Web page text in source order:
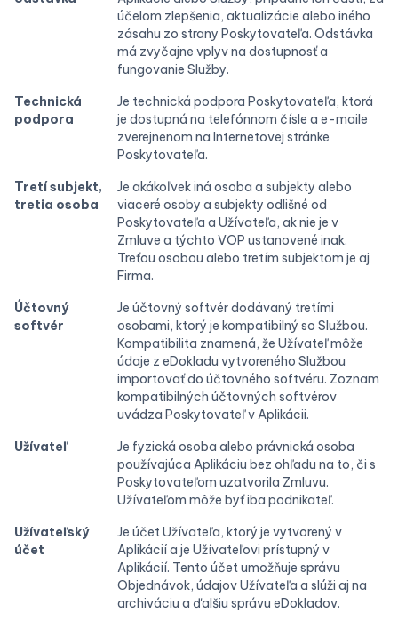
účelom zlepšenia, aktualizácie alebo iného
zásahu zo strany Poskytovateľa. Odstávka
má zvyčajne vplyv na dostupnosť a
fungovanie Služby.
Technická
podpora
Je technická podpora Poskytovateľa, ktorá
je dostupná na telefónnom čísle a e-maile
zverejnenom na Internetovej stránke
Poskytovateľa.
Tretí subjekt,
tretia osoba
Je akákoľvek iná osoba a subjekty alebo
viaceré osoby a subjekty odlišné od
Poskytovateľa a Užívateľa, ak nie je v
Zmluve a týchto VOP ustanovené inak.
Treťou osobou alebo tretím subjektom je aj
Firma.
Účtovný
softvér
Je účtovný softvér dodávaný tretími
osobami, ktorý je kompatibilný so Službou.
Kompatibilita znamená, že Užívateľ môže
údaje z eDokladu vytvoreného Službou
importovať do účtovného softvéru. Zoznam
kompatibilných účtovných softvérov
uvádza Poskytovateľ v Aplikácii.
Užívateľ
Je fyzická osoba alebo právnická osoba
používajúca Aplikáciu bez ohľadu na to, či s
Poskytovateľom uzatvorila Zmluvu.
Užívateľom môže byť iba podnikateľ.
Užívateľský
účet
Je účet Užívateľa, ktorý je vytvorený v
Aplikácií a je Užívateľovi prístupný v
Aplikácií. Tento účet umožňuje správu
Objednávok, údajov Užívateľa a slúži aj na
archiváciu a ďalšiu správu eDokladov.